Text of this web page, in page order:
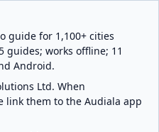
guide for 1,100+ cities
guides; works offline; 11
Android.
Ltd. When
link them to the Audiala app